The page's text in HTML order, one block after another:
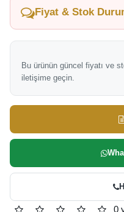
Fiyat & Stok
Bu ürünün güncel fiyatı ve
iletişime geçin.
0